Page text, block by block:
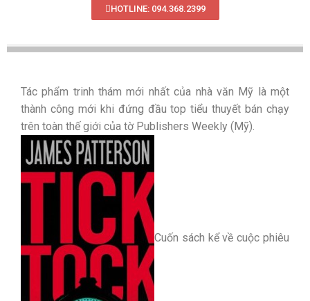
HOTLINE: 094.368.2399
Tác phẩm trinh thám mới nhất của nhà văn Mỹ là một
thành công mới khi đứng đầu top tiểu thuyết bán chạy
trên toàn thế giới của tờ Publishers Weekly (Mỹ).
Cuốn sách kể về cuộc phiêu